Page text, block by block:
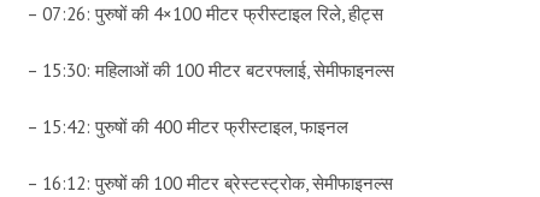
– 07:26: पुरुषों की 4×100 मीटर फ्रीस्टाइल रिले, हीट्स
– 15:30: महिलाओं की 100 मीटर बटरफ्लाई, सेमीफाइनल्स
– 15:42: पुरुषों की 400 मीटर फ्रीस्टाइल, फाइनल
– 16:12: पुरुषों की 100 मीटर ब्रेस्टस्ट्रोक, सेमीफाइनल्स